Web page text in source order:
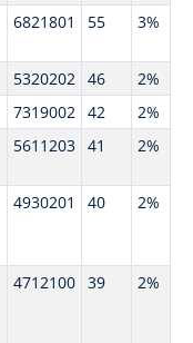
6821801 55 3%
5320202 46
2%
7319002 42
2%
5611203 41 2%
4930201 40 2%
4712100 39 2%